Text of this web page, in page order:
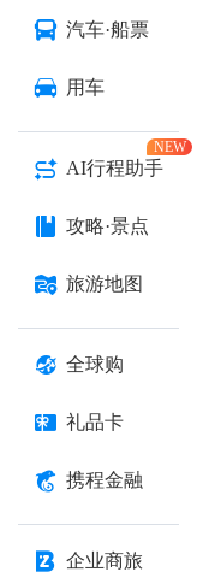
汽车·船票
用车
AI行程助手
NEW
攻略·景点
旅游地图
全球购
礼品卡
携程金融
企业商旅